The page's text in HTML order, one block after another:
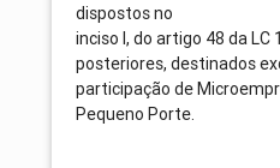
dispostos no
inciso I, do artigo 48 da
posteriores, destinados
participação de
Pequeno Porte.